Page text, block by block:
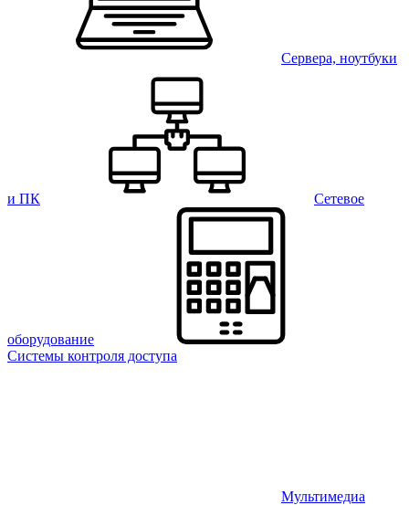
Сервера, ноутбуки
и ПК Сетевое
оборудование
Системы контроля доступа
Мультимедиа